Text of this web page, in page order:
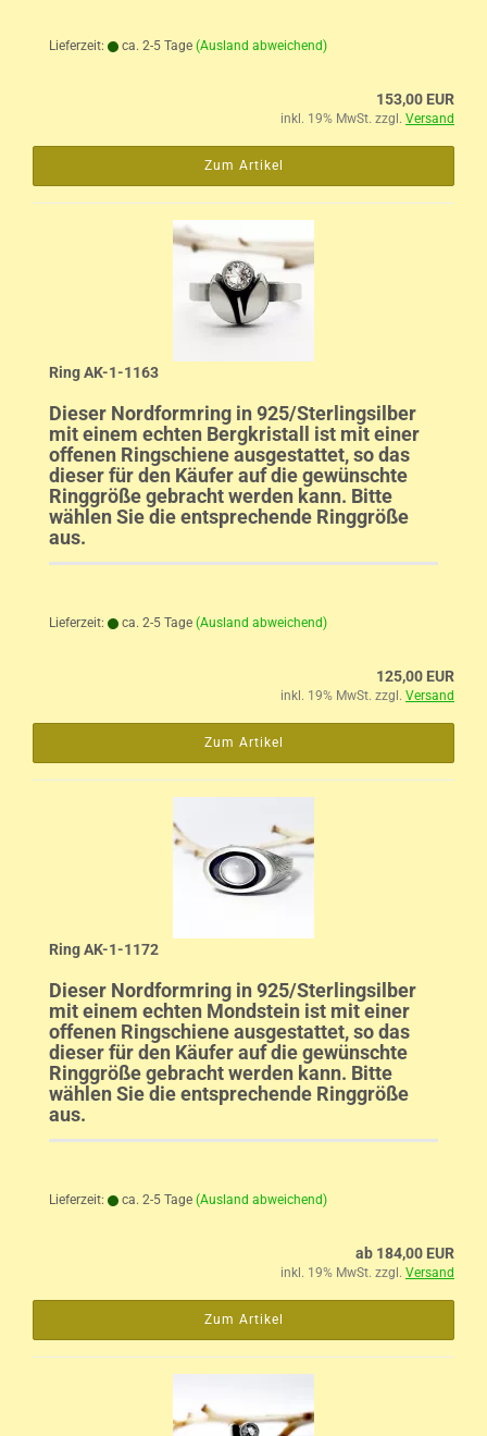
Lieferzeit: ca. 2-5 Tage (Ausland abweichend)
153,00 EUR
inkl. 19% MwSt. zzgl. Versand
Zum Artikel
Ring AK-1-1163
Dieser Nordformring in 925/Sterlingsilber
mit einem echten Bergkristall ist mit einer
offenen Ringschiene ausgestattet, so das
dieser für den Käufer auf die gewünschte
Ringgröße gebracht werden kann. Bitte
wählen Sie die entsprechende Ringgröße
aus.
Lieferzeit: ca. 2-5 Tage (Ausland abweichend)
125,00 EUR
inkl. 19% MwSt. zzgl. Versand
Zum Artikel
Ring AK-1-1172
Dieser Nordformring in 925/Sterlingsilber
mit einem echten Mondstein ist mit einer
offenen Ringschiene ausgestattet, so das
dieser für den Käufer auf die gewünschte
Ringgröße gebracht werden kann. Bitte
wählen Sie die entsprechende Ringgröße
aus.
Lieferzeit: ca. 2-5 Tage (Ausland abweichend)
ab 184,00 EUR
inkl. 19% MwSt. zzgl. Versand
Zum Artikel